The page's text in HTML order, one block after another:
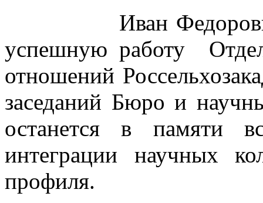
Иван Федорович
успешную работу
отношений
заседаний Бюро и
останется в памяти
интеграции научных
профиля.